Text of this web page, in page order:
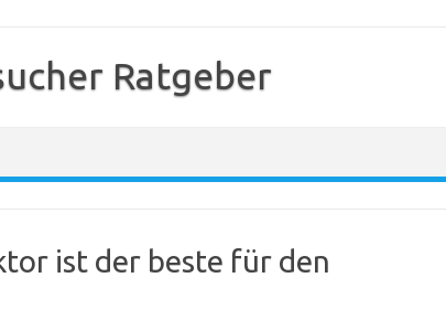
Ratgeber
ist der beste für den